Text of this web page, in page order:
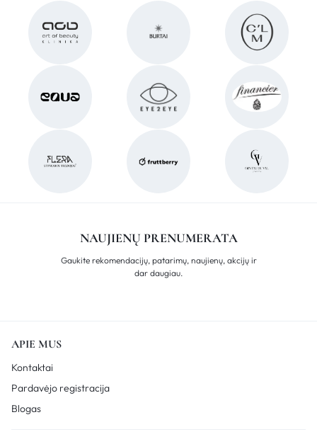
NAUJIENŲ PRENUMERATA
Gaukite rekomendacijų, patarimų, naujienų, akcijų ir
dar daugiau.
APIE MUS
Kontaktai
Pardavėjo registracija
Blogas